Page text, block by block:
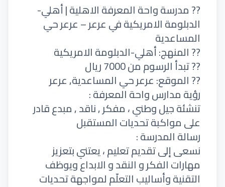
?? مدرسة واحة المعرفة الاهلية | أهلي-
الدبلومة الامريكية في عرعر – عرعر حي
المساعدية
?? المنهج: أهلي-الدبلومة الامريكية
?? تبدأ الرسوم من 7000 ريال
?? الموقع: عرعر حي المساعدية, عرعر
رؤية مدارس واحة المعرفة :
تنشئة جيل وطني ، مفكر , ناقد , مبدع قادر
على مواكبة تحديات المستقبل
رسالة المدرسة :
نسعى إلى تقديم تعليم ، يعتني بتعزيز
مهارات الفكر و النقد و الابداع ويوظف
التقنية وأساليب التعلّم لمواجهة تحديات